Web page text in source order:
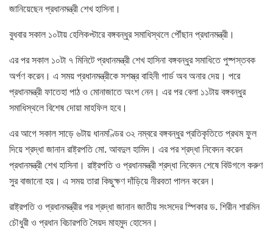
জানিয়েছেন প্রধানমন্ত্রী শেখ হাসিনা।
বুধবার সকাল ১০টায় হেলিকপ্টারে বঙ্গবন্ধুর সমাধিস্থলে পৌঁছান প্রধানমন্ত্রী।
এর পর সকাল ১০টা ৭ মিনিটে প্রধানমন্ত্রী শেখ হাসিনা বঙ্গবন্ধুর সমাধিতে পুষ্পস্তবক
অর্পণ করেন। এ সময় প্রধানমন্ত্রীকে সশস্ত্র বাহিনী গার্ড অব অনার দেয়। পরে
প্রধানমন্ত্রী ফাতেহা পাঠ ও মোনাজাতে অংশ নেন। এর পর বেলা ১১টায় বঙ্গবন্ধুর
সমাধিস্থলে বিশেষ দোয়া মাহফিল হবে।
এর আগে সকাল সাড়ে ৬টায় ধানমণ্ডির ৩২ নম্বরে বঙ্গবন্ধুর প্রতিকৃতিতে প্রথম ফুল
দিয়ে শ্রদ্ধা জানান রাষ্ট্রপতি মো. আবদুল হামিদ। এর পর শ্রদ্ধা নিবেদন করেন
প্রধানমন্ত্রী শেখ হাসিনা। রাষ্ট্রপতি ও প্রধানমন্ত্রী শ্রদ্ধা নিবেদন শেষে বিউগলে করুণ
সুর বাজানো হয়। এ সময় তারা কিছুক্ষণ দাঁড়িয়ে নীরবতা পালন করেন।
রাষ্ট্রপতি ও প্রধানমন্ত্রীর পর শ্রদ্ধা জানান জাতীয় সংসদের স্পিকার ড. শিরীন শারমিন
চৌধুরী ও প্রধান বিচারপতি সৈয়দ মাহমুদ হোসেন।